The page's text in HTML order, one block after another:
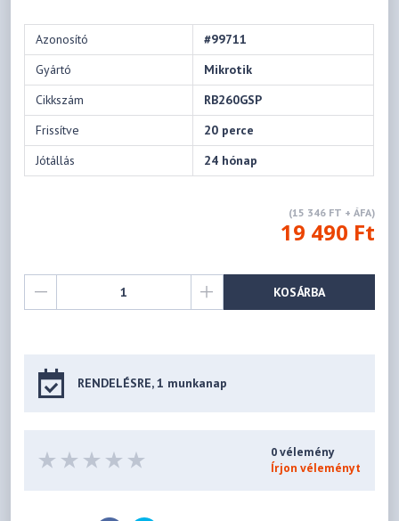
Azonosító
#99711
Gyártó
Mikrotik
Cikkszám
RB260GSP
Frissítve
20 perce
Jótállás
24 hónap
(15 346 FT + ÁFA)
19 490 Ft
KOSÁRBA
RENDELÉSRE, 1 munkanap
0 vélemény
Írjon véleményt